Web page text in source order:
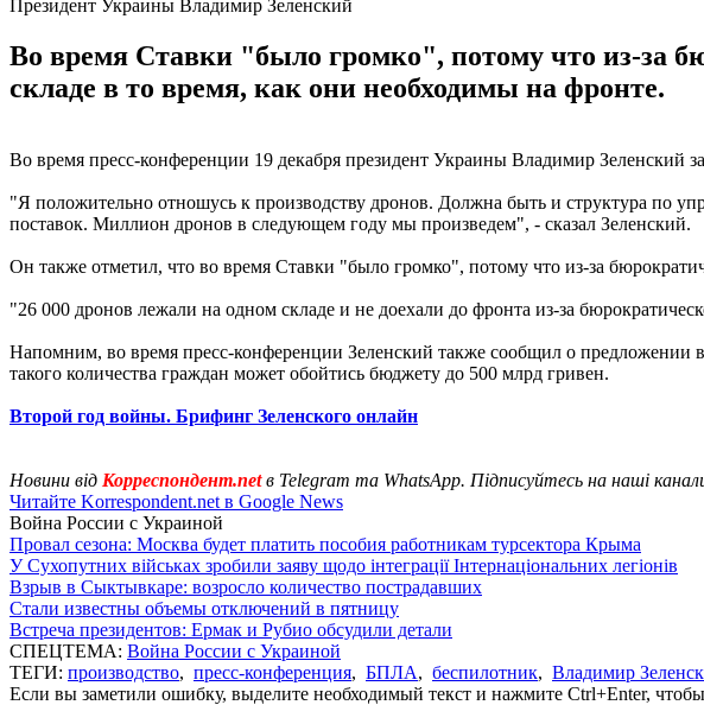
Президент Украины Владимир Зеленский
Во время Ставки "было громко", потому что из-за
складе в то время, как они необходимы на фронте.
Во время пресс-конференции 19 декабря президент Украины Владимир Зеленский
"Я положительно отношусь к производству дронов. Должна быть и структура по
поставок. Миллион дронов в следующем году мы произведем", - сказал Зеленский.
Он также отметил, что во время Ставки "было громко", потому что из-за
"26 000 дронов лежали на одном складе и не доехали до фронта из-за
Напомним, во время пресс-конференции Зеленский также сообщил о предложении
такого количества граждан может обойтись бюджету до 500 млрд гривен.
Второй год войны. Брифинг Зеленского онлайн
Новини від Корреспондент.netв Telegram та WhatsApp. Підписуйтесь на наші
Читайте Korrespondent.net в Google News
Война России с Украиной
Провал сезона: Москва будет платить пособия работникам турсектора Крыма
У Сухопутних військах зробили заяву щодо інтеграції Інтернаціональних легіонів
Взрыв в Сыктывкаре: возросло количество пострадавших
Стали известны объемы отключений в пятницу
Встреча президентов: Ермак и Рубио обсудили детали
СПЕЦТЕМА: Война России с Украиной
ТЕГИ: производство, пресс-конференция, БПЛА, беспилотник, Владимир
Если вы заметили ошибку, выделите необходимый текст и нажмите Ctrl+Enter,